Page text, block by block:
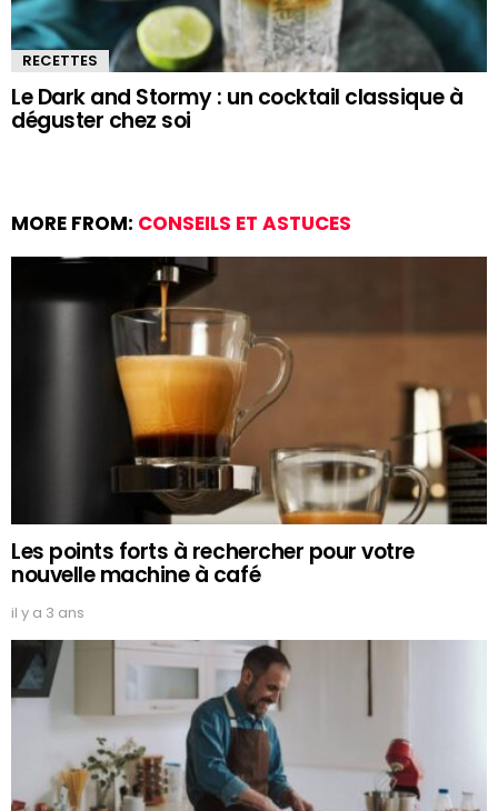
RECETTES
Le Dark and Stormy : un cocktail classique à
déguster chez soi
MORE FROM: CONSEILS ET ASTUCES
Les points forts à rechercher pour votre
nouvelle machine à café
il y a 3 ans